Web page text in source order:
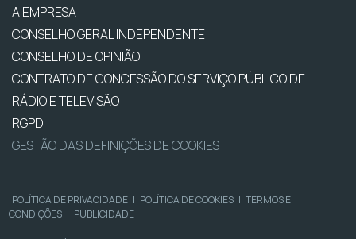
A EMPRESA
CONSELHO GERAL INDEPENDENTE
CONSELHO DE OPINIÃO
CONTRATO DE CONCESSÃO DO SERVIÇO PÚBLICO DE
RÁDIO E TELEVISÃO
RGPD
GESTÃO DAS DEFINIÇÕES DE COOKIES
POLÍTICA DE PRIVACIDADE | POLÍTICA DE COOKIES | TERMOS E
CONDIÇÕES | PUBLICIDADE